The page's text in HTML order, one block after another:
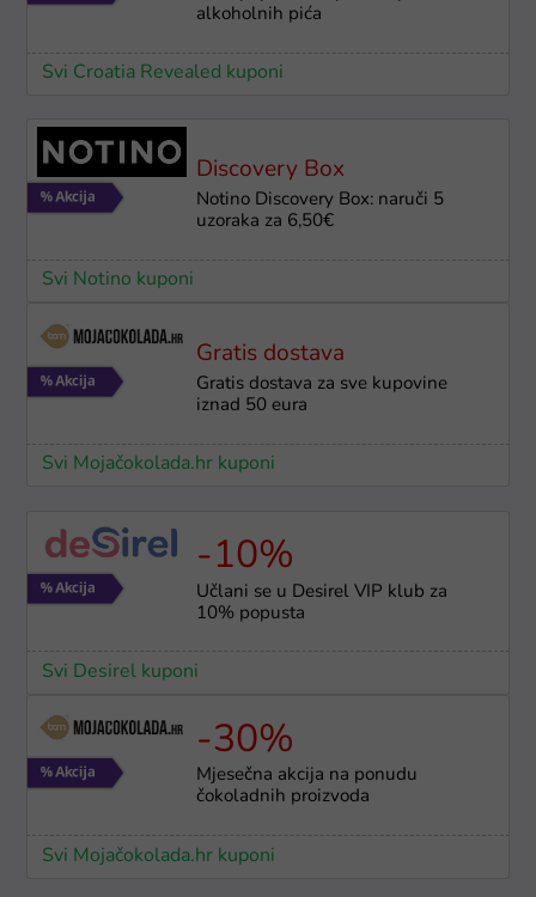
alkoholnih pića
Svi Croatia Revealed kuponi
Discovery Box
Notino Discovery Box: naruči 5
uzoraka za 6,50€
Svi Notino kuponi
Gratis dostava
Gratis dostava za sve kupovine
iznad 50 eura
Svi Mojačokolada.hr kuponi
-10%
Učlani se u Desirel VIP klub za
10% popusta
Svi Desirel kuponi
-30%
Mjesečna akcija na ponudu
čokoladnih proizvoda
Svi Mojačokolada.hr kuponi